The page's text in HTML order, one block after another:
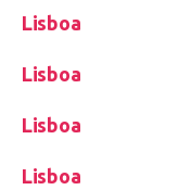
Lisboa
Lisboa
Lisboa
Lisboa